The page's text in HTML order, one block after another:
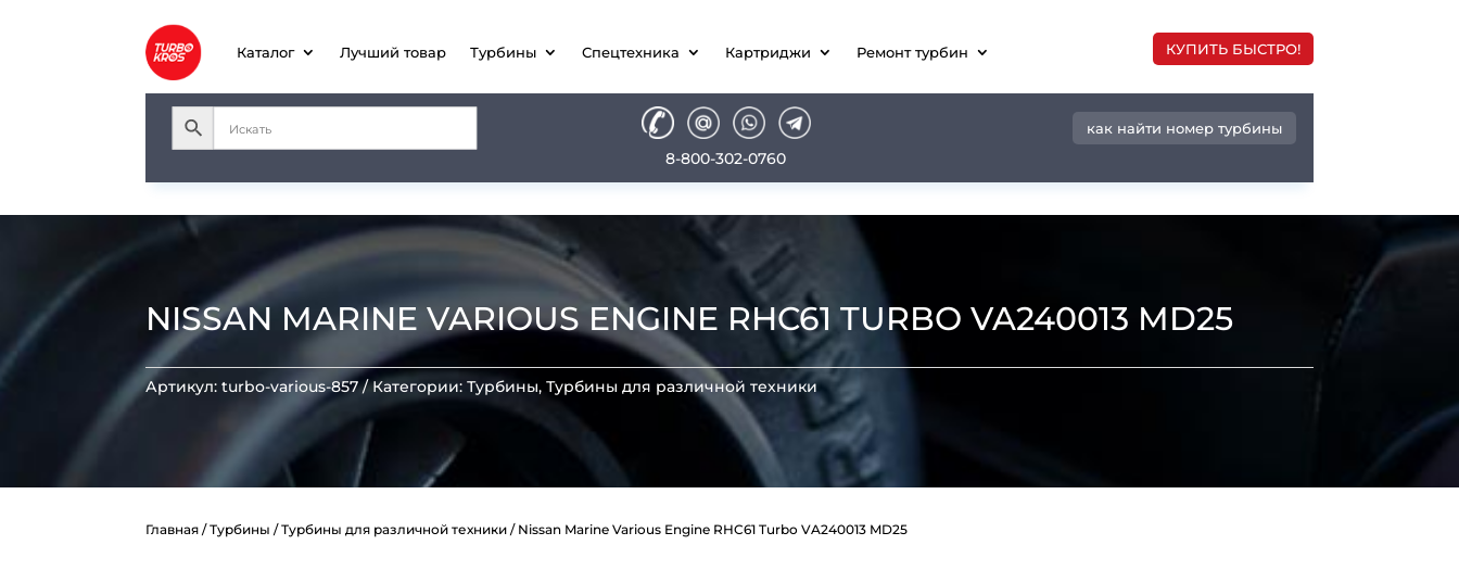
Каталог Лучший товар Турбины Спецтехника Картриджи Ремонт турбин КУПИТЬ БЫСТРО!
8-800-302-0760
как найти номер турбины
NISSAN MARINE VARIOUS ENGINE RHC61 TURBO VA240013 MD25
Артикул:turbo-various-857 Категории:Турбины,Турбины для различной техники
Главная /Турбины /Турбины для различной техники / Nissan Marine Various Engine RHC61 Turbo VA240013 MD25